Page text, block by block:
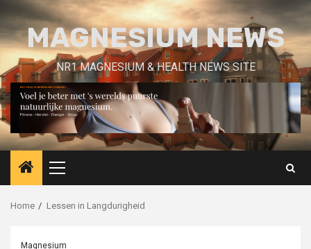
contentMAGNESIUM NEWS
NR1 MAGNESIUM & HEALTH NEWS SITE
Primary
Menu
Home Lessen in Langdurigheid
Magnesium